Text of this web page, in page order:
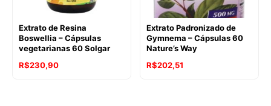
Extrato de Resina
Boswellia – Cápsulas
vegetarianas 60 Solgar
R$230,90
Extrato Padronizado de
Gymnema – Cápsulas 60
Nature’s Way
R$202,51